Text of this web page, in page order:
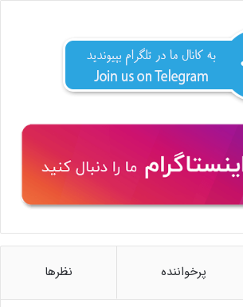
پرخواننده نظرها